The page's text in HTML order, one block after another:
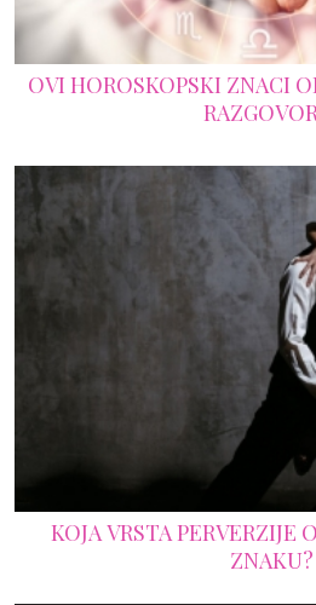
OVI HOROSKOPSKI ZNACI
KOJA VRSTA PERVERZIJE
ZNAKU?